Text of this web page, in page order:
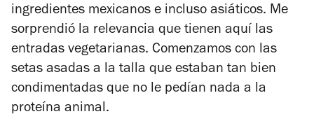
ingredientes mexicanos e incluso asiáticos. Me
sorprendió la relevancia que tienen aquí las
entradas vegetarianas. Comenzamos con las
setas asadas a la talla que estaban tan bien
condimentadas que no le pedían nada a la
proteína animal.